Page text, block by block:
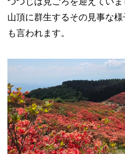
山頂に群生するその見事な
も言われます。